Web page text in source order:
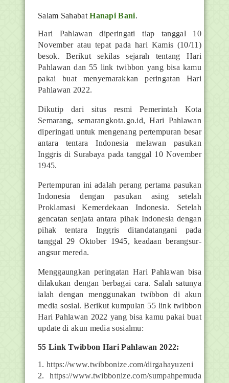
Salam SahabatHanapi Bani.
Hari Pahlawan diperingati tiap tanggal 10
November atau tepat pada hari Kamis (10/11)
besok. Berikut sekilas sejarah tentang Hari
Pahlawan dan 55 link twibbon yang bisa kamu
pakai buat menyemarakkan peringatan Hari
Pahlawan 2022.
Dikutip dari situs resmi Pemerintah Kota
Semarang, semarangkota.go.id, Hari Pahlawan
diperingati untuk mengenang pertempuran besar
antara tentara Indonesia melawan pasukan
Inggris di Surabaya pada tanggal 10 November
1945.
Pertempuran ini adalah perang pertama pasukan
Indonesia dengan pasukan asing setelah
Proklamasi Kemerdekaan Indonesia. Setelah
gencatan senjata antara pihak Indonesia dengan
pihak tentara Inggris ditandatangani pada
tanggal 29 Oktober 1945, keadaan berangsur-
angsur mereda.
Menggaungkan peringatan Hari Pahlawan bisa
dilakukan dengan berbagai cara. Salah satunya
ialah dengan menggunakan twibbon di akun
media sosial. Berikut kumpulan 55 link twibbon
Hari Pahlawan 2022 yang bisa kamu pakai buat
update di akun media sosialmu:
55 Link Twibbon Hari Pahlawan 2022:
1. https://www.twibbonize.com/dirgahayuzeni
2.https://www.twibbonize.com/sumpahpemuda